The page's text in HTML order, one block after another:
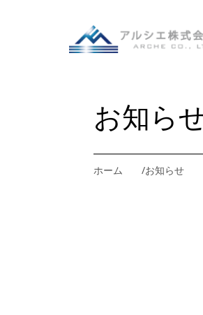
お知ら
ホーム お知らせ